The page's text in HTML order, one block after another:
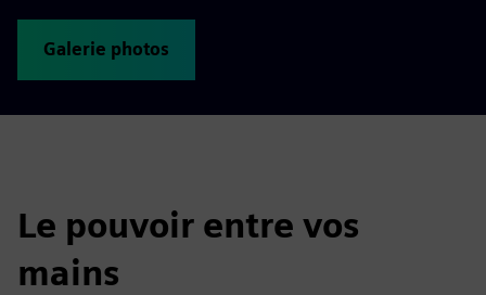
Galerie photos
Le pouvoir entre vos
mains